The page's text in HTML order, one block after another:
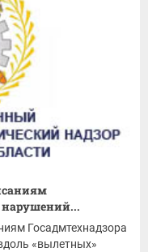
нарушений...
Госадмтехнадзора
«вылетных»